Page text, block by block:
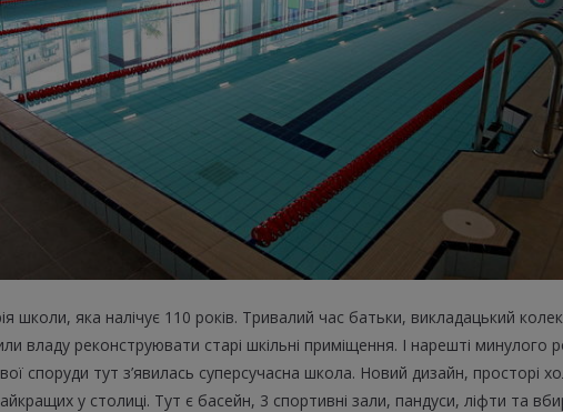
школи, яка налічує 110 років. Тривалий час батьки, викладацький
владу реконструювати старі шкільні приміщення. І нарешті минулого
споруди тут з’явилась суперсучасна школа. Новий дизайн, просторі
у столиці. Тут є басейн, 3 спортивні зали, пандуси, ліфти та